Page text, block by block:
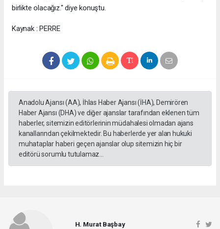
birlikte olacağız." diye konuştu.
Kaynak : PERRE
Anadolu Ajansı (AA), İhlas Haber Ajansı (İHA), Demirören
Haber Ajansı (DHA) ve diğer ajanslar tarafından eklenen tüm
haberler, sitemizin editörlerinin müdahalesi olmadan ajans
kanallarından çekilmektedir. Bu haberlerde yer alan hukuki
muhataplar haberi geçen ajanslar olup sitemizin hiç bir
editörü sorumlu tutulamaz...
H. Murat Başbay